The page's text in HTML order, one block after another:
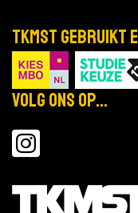
TKMST
Volg ons op...